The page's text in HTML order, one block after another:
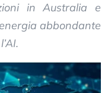
in Australia e
abbondante